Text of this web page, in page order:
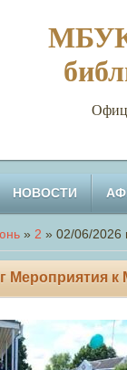
МБУК
НОВОСТИ
» 2 » 02/06/2026
г Мероприятия